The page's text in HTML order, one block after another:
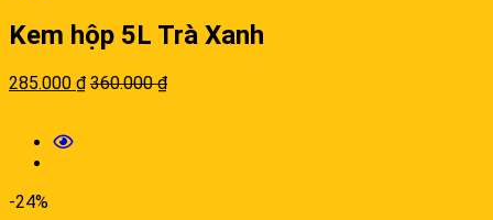
Kem hộp 5L Trà Xanh
285.000 ₫ 360.000₫
-24%